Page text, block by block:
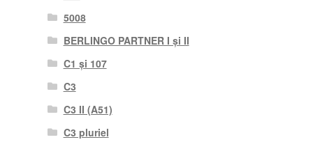
5008
BERLINGO PARTNER I și II
C1 și 107
C3
C3 II (A51)
C3 pluriel